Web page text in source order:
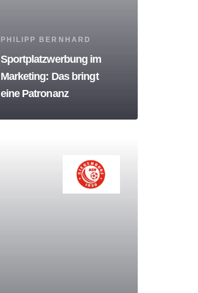
Tags
PHILIPP BERNHARD
Sportplatzwerbung im
Marketing: Das bringt
eine Patronanz